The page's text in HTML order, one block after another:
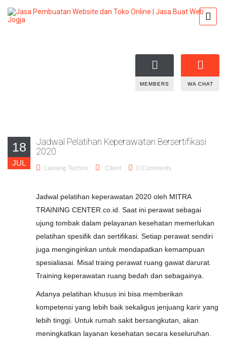
MEMBERS WA CHAT
18
JUL
Jadwal Pelatihan Keperawatan Bersertifikasi
2020
Lawang Techno Client 0 Comments
Jadwal pelatihan keperawatan 2020 oleh MITRA
TRAINING CENTER.co.id. Saat ini perawat sebagai
ujung tombak dalam pelayanan kesehatan memerlukan
pelatihan spesifik dan sertifikasi. Setiap perawat sendiri
juga menginginkan untuk mendapatkan kemampuan
spesialiasai. Misal traing perawat ruang gawat darurat.
Training keperawatan ruang bedah dan sebagainya.
Adanya pelatihan khusus ini bisa memberikan
kompetensi yang lebih baik sekaligus jenjuang karir yang
lebih tinggi. Untuk rumah sakit bersangkutan, akan
meningkatkan layanan kesehatan secara keseluruhan.